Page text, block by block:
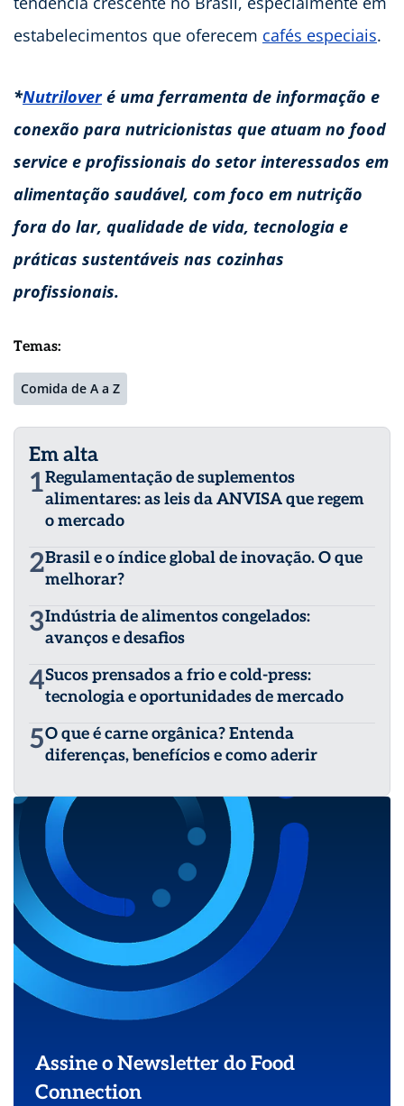
estabelecimentos que oferecem cafés especiais.
*Nutriloveré uma ferramenta de informação e
conexão para nutricionistas que atuam no food
service e profissionais do setor interessados em
alimentação saudável, com foco em nutrição
fora do lar, qualidade de vida, tecnologia e
práticas sustentáveis nas cozinhas
profissionais.
Temas:
Comida de A a Z
Em alta
1Regulamentação de suplementos
alimentares: as leis da ANVISA que regem
o mercado
2Brasil e o índice global de inovação. O que
melhorar?
3Indústria de alimentos congelados:
avanços e desafios
4Sucos prensados a frio e cold-press:
tecnologia e oportunidades de mercado
5O que é carne orgânica? Entenda
diferenças, benefícios e como aderir
Assine o Newsletter do Food
Connection